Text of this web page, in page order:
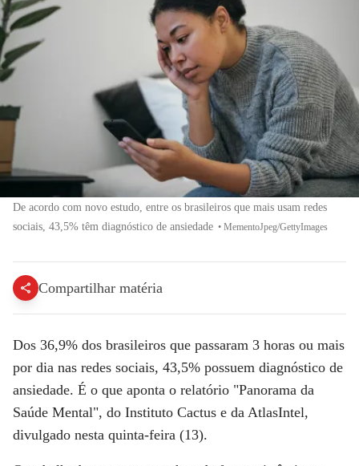
De acordo com novo estudo, entre os brasileiros que mais usam redes
sociais, 43,5% têm diagnóstico de ansiedade • MementoJpeg/GettyImages
Compartilhar matéria
Dos 36,9% dos brasileiros que passaram 3 horas ou mais
por dia nas redes sociais, 43,5% possuem diagnóstico de
ansiedade. É o que aponta o relatório "Panorama da
Saúde Mental", do Instituto Cactus e da AtlasIntel,
divulgado nesta quinta-feira (13).